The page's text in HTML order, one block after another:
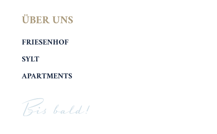
ÜBER UNS
FRIESENHOF
SYLT
APARTMENTS
Bis bald!